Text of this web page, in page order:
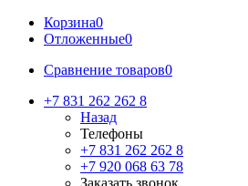
Корзина0
Отложенные0
Сравнение товаров0
+7 831 262 262 8
Назад
Телефоны
+7 831 262 262 8
+7 920 068 63 78
Заказать звонок